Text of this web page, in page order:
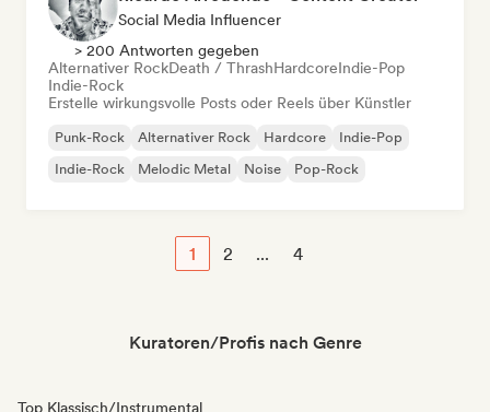
Social Media Influencer
> 200 Antworten gegeben
Alternativer RockDeath / ThrashHardcoreIndie-Pop
Indie-Rock
Erstelle wirkungsvolle Posts oder Reels über Künstler
Punk-Rock Alternativer Rock Hardcore
Indie-Pop
Indie-Rock
Melodic Metal Noise Pop-Rock
1 2 ... 4
Kuratoren/Profis nach Genre
Top Klassisch/Instrumental